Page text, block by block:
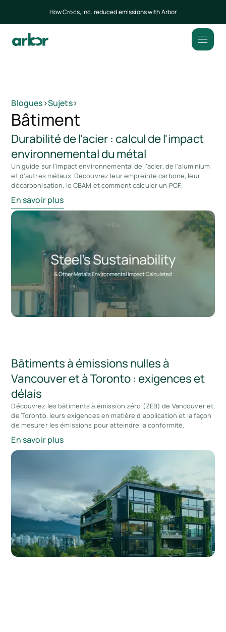
How Crocs, Inc. reduced emissions with Arbor
Blogues>Sujets>
Bâtiment
Durabilité de l'acier : calcul de l'impact
environnemental du métal
Un guide sur l'impact environnemental de l'acier, de l'aluminium
et d'autres métaux. Découvrez leur empreinte carbone, leur
décarbonisation, le CBAM et comment calculer un PCF.
En savoir plus
Bâtiments à émissions nulles à
Vancouver et à Toronto : exigences et
délais
Découvrez les bâtiments à émission zéro (ZEB) de Vancouver et
de Toronto, leurs exigences en matière d'application et la façon
de mesurer les émissions pour atteindre la conformité.
En savoir plus